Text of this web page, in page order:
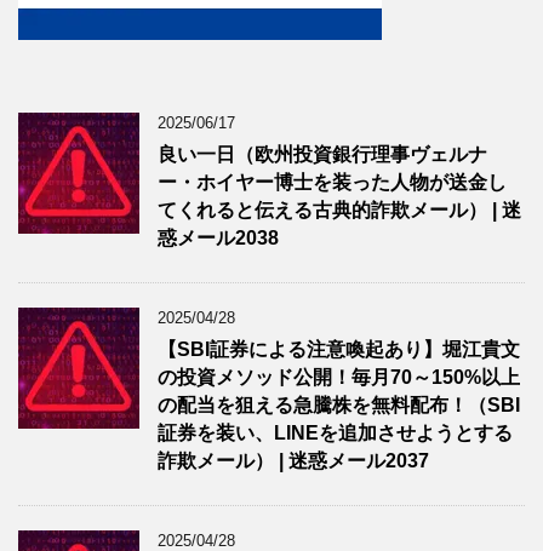
2025/06/17
良い一日（欧州投資銀行理事ヴェルナ
ー・ホイヤー博士を装った人物が送金し
てくれると伝える古典的詐欺メール） | 迷
惑メール2038
2025/04/28
【SBI証券による注意喚起あり】堀江貴文
の投資メソッド公開！毎月70～150%以上
の配当を狙える急騰株を無料配布！（SBI
証券を装い、LINEを追加させようとする
詐欺メール） | 迷惑メール2037
2025/04/28